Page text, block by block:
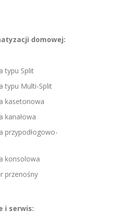
domowej:
typu Split
typu Multi-Split
kasetonowa
kanałowa
przypodłogowo-
konsolowa
przenośny
i serwis: